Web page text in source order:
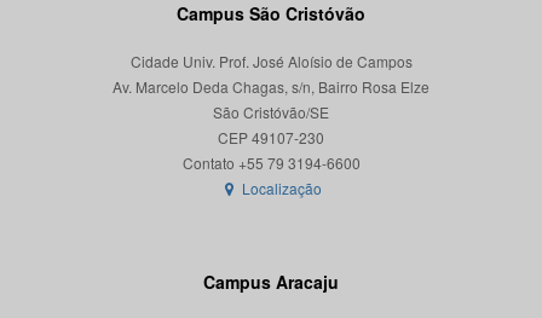
Campus São Cristóvão
Cidade Univ. Prof. José Aloísio de Campos
Av. Marcelo Deda Chagas, s/n, Bairro Rosa Elze
São Cristóvão/SE
CEP 49107-230
Localização
Campus Aracaju